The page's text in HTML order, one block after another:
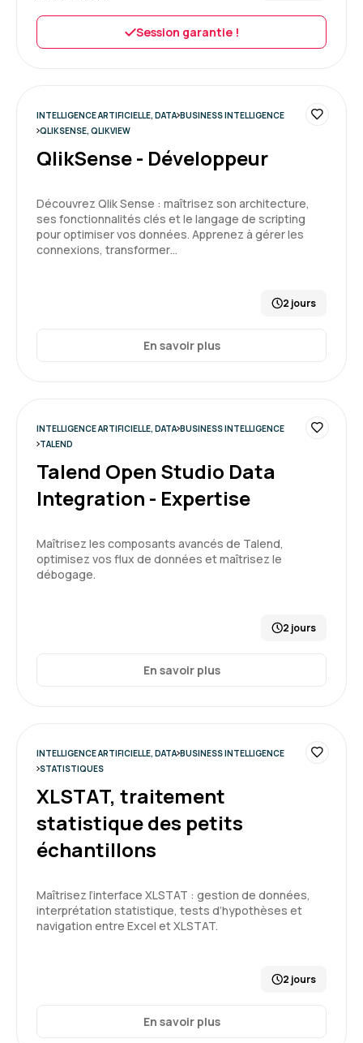
-Maitrise du formateur
Formation : Power BI, concevoir des tableaux de bord
Karen R. Le 17/04/2026
Formation équilibrée avec théorie et pratique
Une fin de formation réservée pour traiter des
sujets concrets sur nos problématiques
accompagnement
Beatrice G. Le 01/04/2026
hétéroclite du groupe. J'ai apprécié et la
simplicité qu'il met à expliquer des notions
Session garantie !
INTELLIGENCE ARTIFICIELLE, DATA BUSINESS INTELLIGENCE
QLIKSENSE, QLIKVIEW
QlikSense - Développeur
Découvrez Qlik Sense : maîtrisez son architecture,
ses fonctionnalités clés et le langage de scripting
pour optimiser vos données. Apprenez à gérer les
connexions, transformer…
2 jours
En savoir plus
INTELLIGENCE ARTIFICIELLE, DATA BUSINESS INTELLIGENCE
TALEND
Talend Open Studio Data
Integration - Expertise
Maîtrisez les composants avancés de Talend,
optimisez vos flux de données et maîtrisez le
débogage.
2 jours
En savoir plus
INTELLIGENCE ARTIFICIELLE, DATA BUSINESS INTELLIGENCE
STATISTIQUES
XLSTAT, traitement
statistique des petits
échantillons
Maîtrisez l’interface XLSTAT : gestion de données,
interprétation statistique, tests d’hypothèses et
navigation entre Excel et XLSTAT.
2 jours
En savoir plus